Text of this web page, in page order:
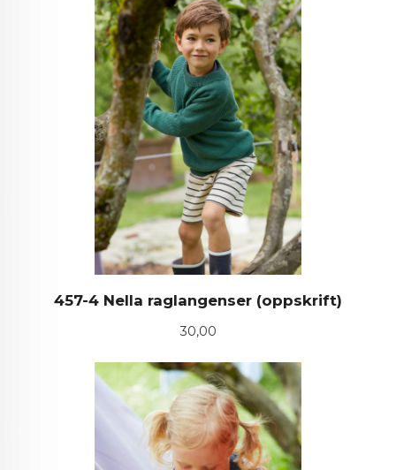
457-4 Nella raglangenser (oppskrift)
Pris
30,00